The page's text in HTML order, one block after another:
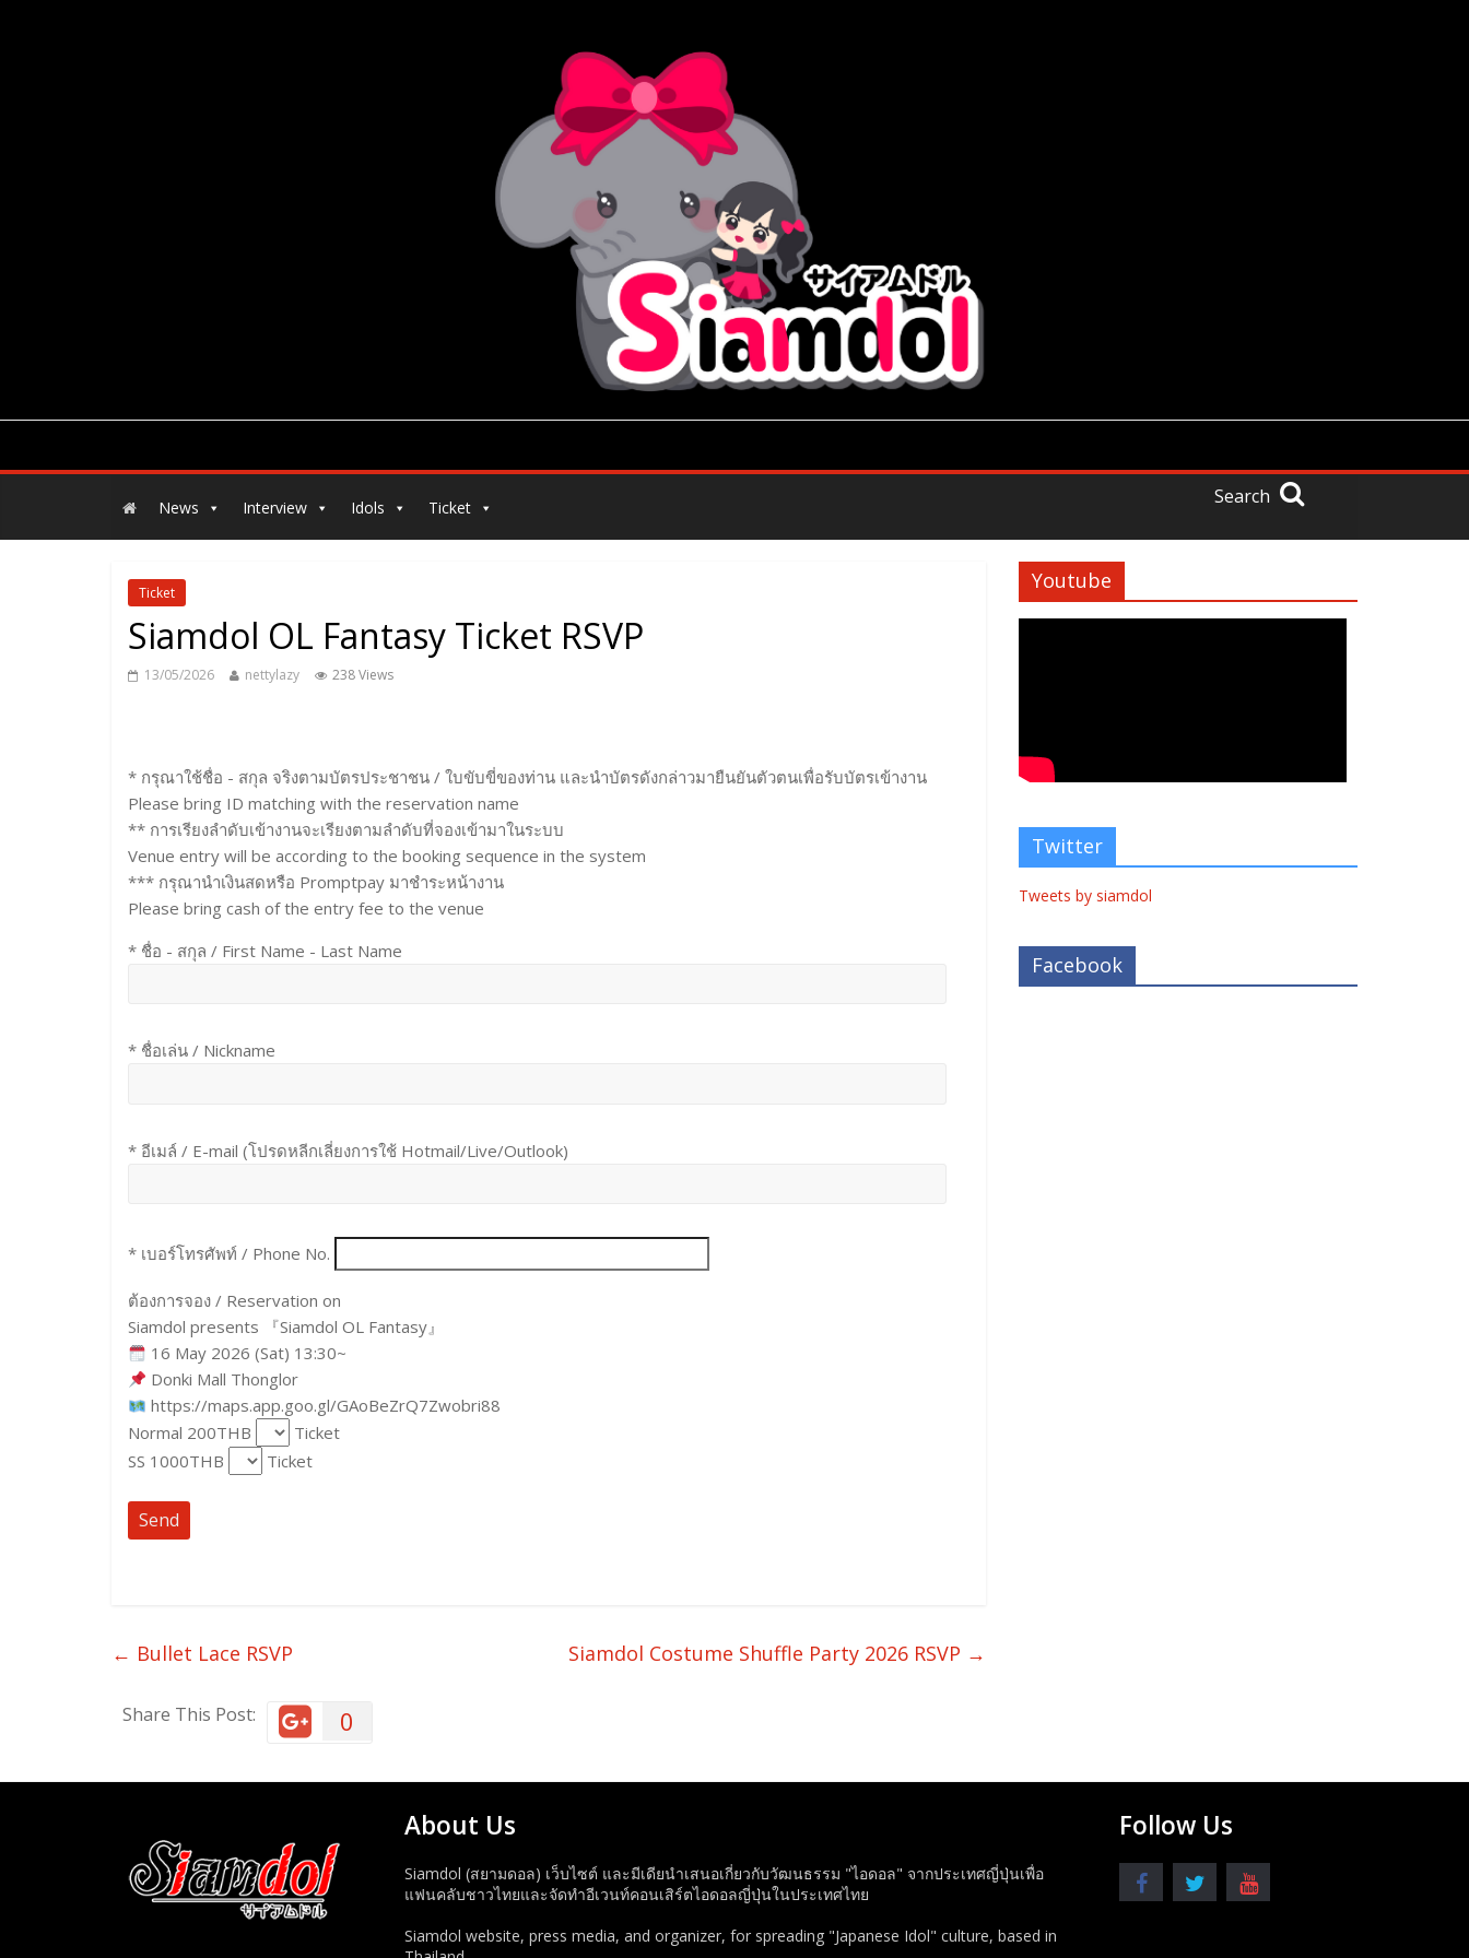
News Interview Idols Ticket Search
Ticket
Siamdol OL Fantasy Ticket RSVP
13/05/2026 nettylazy 238 Views
* กรุณาใช้ชื่อ - สกุล จริงตามบัตรประชาชน / ใบขับขี่ของท่าน และนำบัตรดังกล่าวมายืนยันตัวตนเพื่อรับบัตรเข้างาน
Please bring ID matching with the reservation name
** การเรียงลำดับเข้างานจะเรียงตามลำดับที่จองเข้ามาในระบบ
Venue entry will be according to the booking sequence in the system
*** กรุณานำเงินสดหรือ Promptpay มาชำระหน้างาน
Please bring cash of the entry fee to the venue
* ชื่อ - สกุล / First Name - Last Name
* ชื่อเล่น / Nickname
* อีเมล์ / E-mail (โปรดหลีกเลี่ยงการใช้ Hotmail/Live/Outlook)
* เบอร์โทรศัพท์ / Phone No.
ต้องการจอง / Reservation on
Siamdol presents 『Siamdol OL Fantasy』
16 May 2026 (Sat) 13:30~
Donki Mall Thonglor
https://maps.app.goo.gl/GAoBeZrQ7Zwobri88
Normal 200THB
Ticket
SS 1000THB
Ticket
← Bullet Lace RSVP Siamdol Costume Shuffle Party 2026 RSVP →
Share This Post: 0
Youtube
Twitter
Tweets by siamdol
Facebook
About Us
Siamdol (สยามดอล) เว็บไซต์ และมีเดียนำเสนอเกี่ยวกับวัฒนธรรม "ไอดอล" จากประเทศญี่ปุ่นเพื่อ
แฟนคลับชาวไทยและจัดทำอีเวนท์คอนเสิร์ตไอดอลญี่ปุ่นในประเทศไทย
Siamdol website, press media, and organizer, for spreading "Japanese Idol" culture, based in
Follow Us